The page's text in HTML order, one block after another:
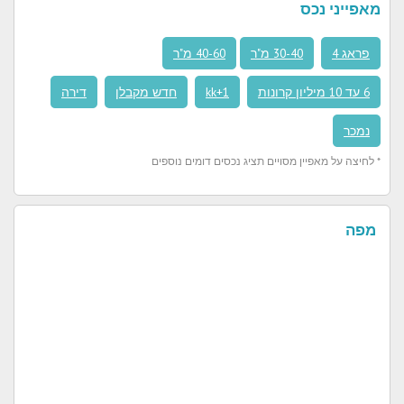
מאפייני נכס
פראג 4 30-40 מ"ר 40-60 מ"ר
6 עד 10 מיליון קרונות 1+kk חדש מקבלן דירה
נמכר
* לחיצה על מאפיין מסויים תציג נכסים דומים נוספים
מפה